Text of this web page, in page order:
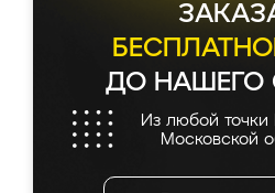
ДО НАШЕГО
Из любой
Московской